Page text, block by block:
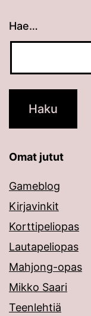
Hae…
Kun tuloksia
Omat jutut
Gameblog
Kirjavinkit
Korttipeliopas
Lautapeliopas
Mahjong-opas
Mikko Saari
Teenlehtiä